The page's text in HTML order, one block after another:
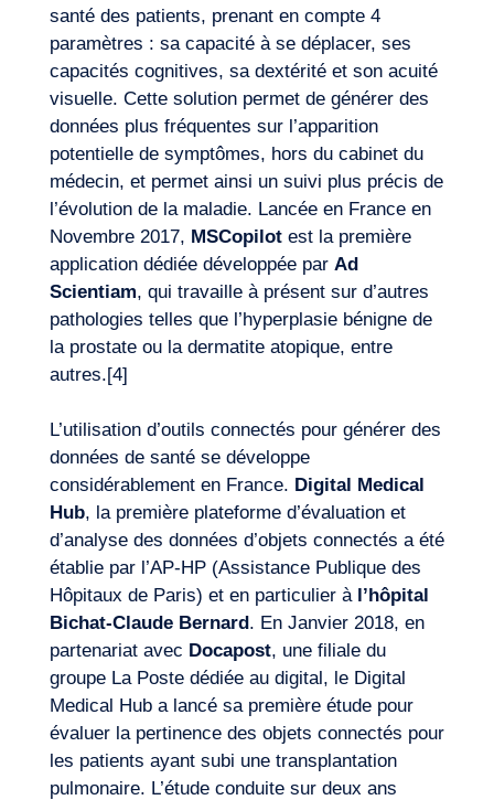
Envie d’embarquer ?
Journal de Bord
santé des patients, prenant en compte 4
paramètres : sa capacité à se déplacer, ses
capacités cognitives, sa dextérité et son acuité
visuelle. Cette solution permet de générer des
données plus fréquentes sur l’apparition
potentielle de symptômes, hors du cabinet du
médecin, et permet ainsi un suivi plus précis de
l’évolution de la maladie. Lancée en France en
Novembre 2017, MSCopilot est la première
application dédiée développée par Ad
Scientiam, qui travaille à présent sur d’autres
pathologies telles que l’hyperplasie bénigne de
la prostate ou la dermatite atopique, entre
autres.[4]
L’utilisation d’outils connectés pour générer des
données de santé se développe
considérablement en France. Digital Medical
Hub, la première plateforme d’évaluation et
d’analyse des données d’objets connectés a été
établie par l’AP-HP (Assistance Publique des
Hôpitaux de Paris) et en particulier à l’hôpital
Bichat-Claude Bernard. En Janvier 2018, en
partenariat avec Docapost, une filiale du
groupe La Poste dédiée au digital, le Digital
Medical Hub a lancé sa première étude pour
évaluer la pertinence des objets connectés pour
les patients ayant subi une transplantation
pulmonaire. L’étude conduite sur deux ans